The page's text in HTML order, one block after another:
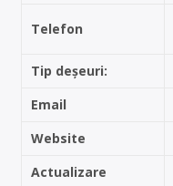
Telefon
Tip deșeuri:
Email
Website
Actualizare